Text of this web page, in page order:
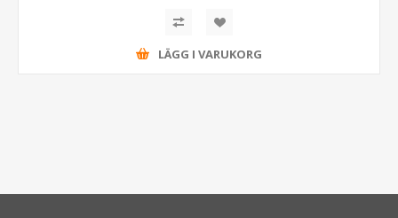
LÄGG I VARUKORG